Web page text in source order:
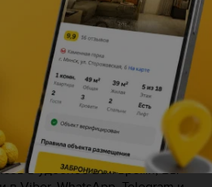
формате, благодаря
уровень погружения в
ведь экран не перед Вами, а
же технологии изображение
необходимости в
средств и
данный фильм, но на
в удобное Вам время, Вы